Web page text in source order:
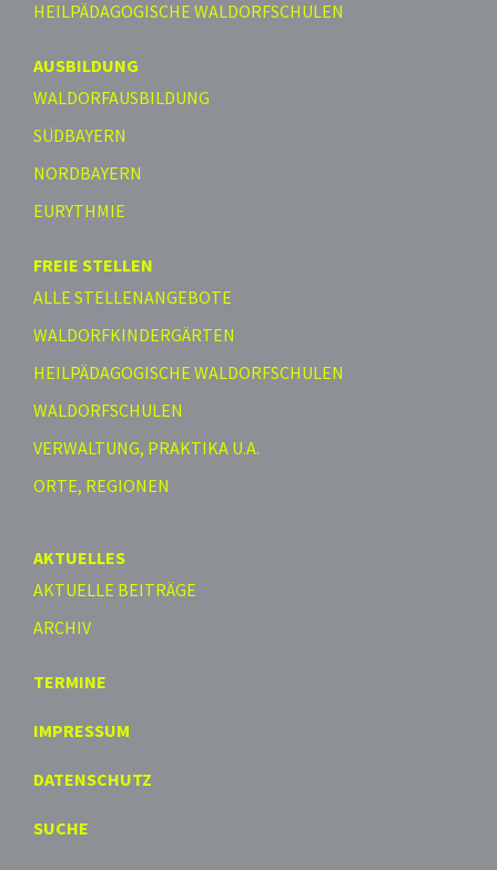
HEILPÄDAGOGISCHE WALDORFSCHULEN
AUSBILDUNG
WALDORFAUSBILDUNG
SÜDBAYERN
NORDBAYERN
EURYTHMIE
FREIE STELLEN
ALLE STELLENANGEBOTE
WALDORFKINDERGÄRTEN
HEILPÄDAGOGISCHE WALDORFSCHULEN
WALDORFSCHULEN
VERWALTUNG, PRAKTIKA U.A.
ORTE, REGIONEN
AKTUELLES
AKTUELLE BEITRÄGE
ARCHIV
TERMINE
IMPRESSUM
DATENSCHUTZ
SUCHE